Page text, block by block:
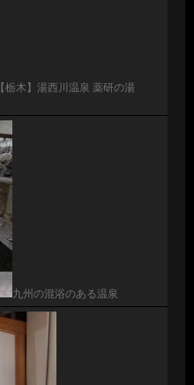
【栃木】湯西川温泉 薬研の湯
九州の混浴のある温泉